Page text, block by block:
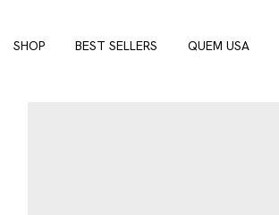
SHOP BEST SELLERS QUEM USA